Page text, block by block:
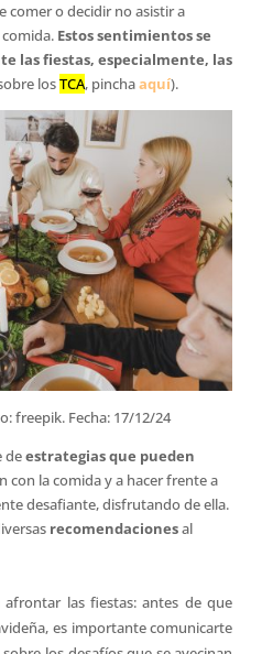
comer o decidir no asistir a
Estos sentimientos se
las fiestas, especialmente, las
losTCA, pinchaaquí).
freepik. Fecha: 17/12/24
deestrategias que pueden
con la comida y a hacer frente a
desafiante, disfrutando de ella.
recomendacionesal
afrontar las fiestas: antes de que
es importante comunicarte